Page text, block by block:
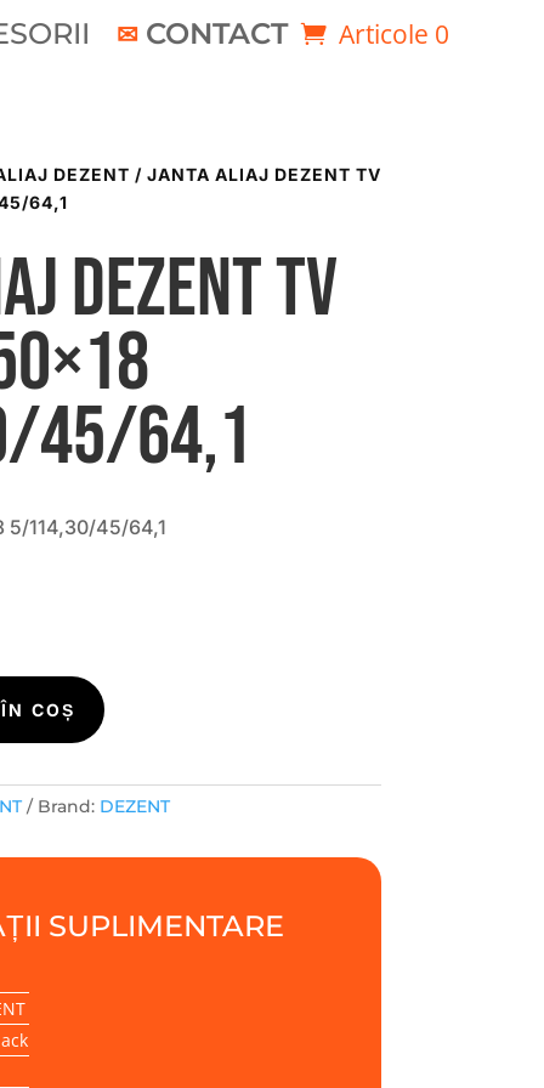
CONTACT Articole 0
DEZENT / JANTA ALIAJ DEZENT TV
64,1
DEZENT TV
45/64,1
5/114,30/45/64,1
COȘ
Brand: DEZENT
SUPLIMENTARE